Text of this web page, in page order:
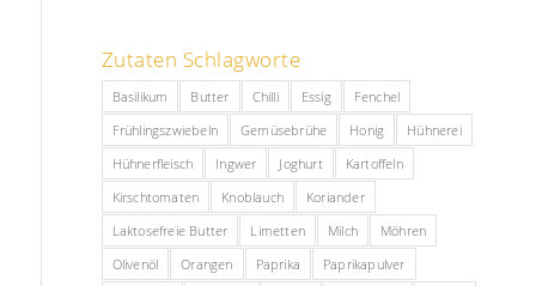
Zutaten Schlagworte
Basilikum Butter Chilli Essig
Fenchel
Frühlingszwiebeln
Gemüsebrühe Honig
Hühnerei
Hühnerfleisch
Ingwer Joghurt
Kartoffeln
Kirschtomaten
Knoblauch
Koriander
Laktosefreie Butter
Limetten Milch
Möhren
Olivenöl
Orangen Paprika Paprikapulver